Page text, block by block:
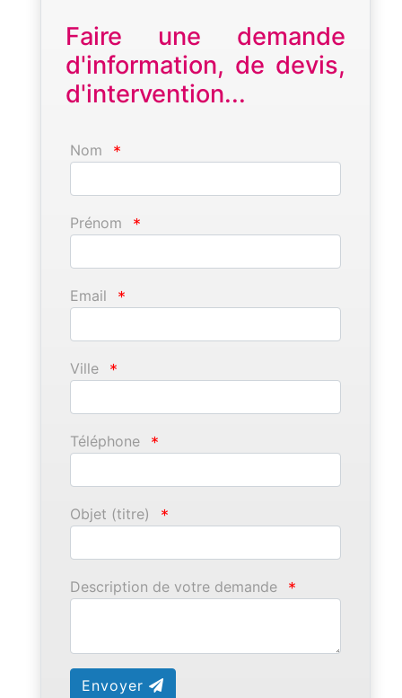
Faire une demande
d'information, de devis,
d'intervention...
Nom *
Prénom *
Email *
Ville *
Téléphone *
Objet (titre) *
Description de votre demande *
Envoyer